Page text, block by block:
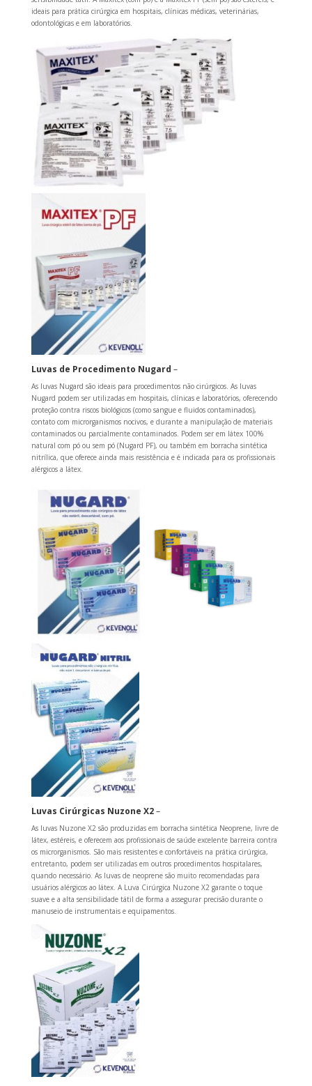
ideais para prática cirúrgica em hospitais, clínicas médicas, veterinárias,
odontológicas e em laboratórios.
Luvas de Procedimento Nugard –
As luvas Nugard são ideais para procedimentos não cirúrgicos. As luvas
Nugard podem ser utilizadas em hospitais, clínicas e laboratórios, oferecendo
proteção contra riscos biológicos (como sangue e fluidos contaminados),
contato com microrganismos nocivos, e durante a manipulação de materiais
contaminados ou parcialmente contaminados. Podem ser em látex 100%
natural com pó ou sem pó (Nugard PF), ou também em borracha sintética
nitrílica, que oferece ainda mais resistência e é indicada para os profissionais
alérgicos a látex.
Luvas Cirúrgicas Nuzone X2–
As luvas Nuzone X2 são produzidas em borracha sintética Neoprene, livre de
látex, estéreis, e oferecem aos profissionais de saúde excelente barreira contra
os microrganismos. São mais resistentes e confortáveis na prática cirúrgica,
entretanto, podem ser utilizadas em outros procedimentos hospitalares,
quando necessário. As luvas de neoprene são muito recomendadas para
usuários alérgicos ao látex. A Luva Cirúrgica Nuzone X2 garante o toque
suave e a alta sensibilidade tátil de forma a assegurar precisão durante o
manuseio de instrumentais e equipamentos.